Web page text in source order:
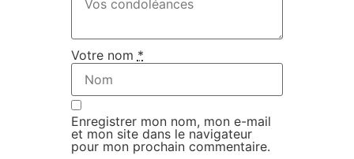
Votre nom *
Enregistrer mon nom, mon e-mail
et mon site dans le navigateur
pour mon prochain commentaire.